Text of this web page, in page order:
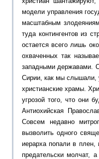
модели управления
масштабным
туда контингентов из
остается всего лишь
охваченных так
западными державами.
Сирии, как мы слышали,
христианские храмы.
угрозой того, что они
Антиохийская
Совсем недавно
вызволить одного
иерарха попали в
предательски молчат,